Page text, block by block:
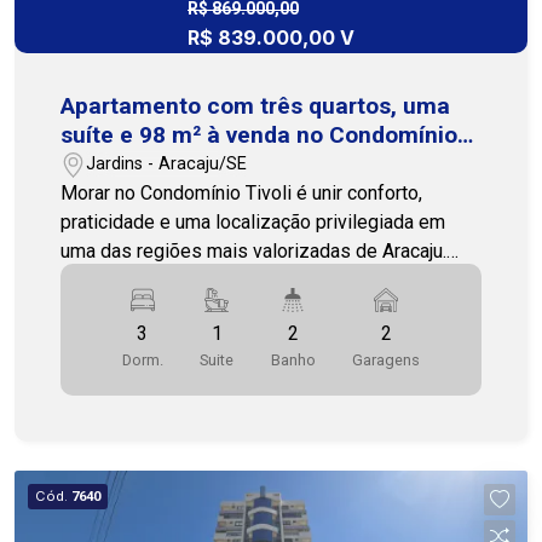
privilegiada e com uma estrutura de condomínio
completa, esta é uma ótima oportunidade para
todos os detalhes deste imóvel, nossa equipe
está pronta para te atender! Cohab Premium -
(79) 3231-3231
R$ 869.000,00
R$ 839.000,00 V
Apartamento com três quartos, uma
suíte e 98 m² à venda no Condomínio
Tivoli
Jardins - Aracaju/SE
Morar no Condomínio Tivoli é unir conforto,
praticidade e uma localização privilegiada em
uma das regiões mais valorizadas de Aracaju.
Situado na Avenida Jorge Amado, o
empreendimento está próximo ao Shopping
Jardins, supermercados, escolas, restaurantes,
farmácias, academias e diversos serviços que
tornam o dia a dia mais prático. Com 98 metros
sala de estar e jantar integrada, varanda, cozinha
funcional, área de serviço e dependência
3
Dorm.
1
Suite
2
Banho
2
Garagens
Cód. 7640